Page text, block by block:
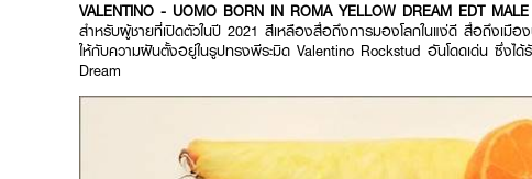
VALENTINO - UOMO BORN IN ROMA YELLOW DREAM EDT
สำหรับผู้ชายที่เปิดตัวในปี 2021 สีเหลืองสื่อถึงการมองโลกในแง่ดี สื่อถึงเมือง
ให้กับความฝันตั้งอยู่ในรูปทรงพีระมิด Valentino Rockstud อันโดดเด่น ซึ่งได้
Dream